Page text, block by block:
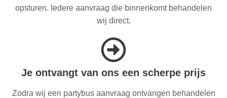
opsturen. Iedere aanvraag die binnenkomt behandelen
wij direct.
Je ontvangt van ons een scherpe prijs
Zodra wij een partybus aanvraag ontvangen behandelen